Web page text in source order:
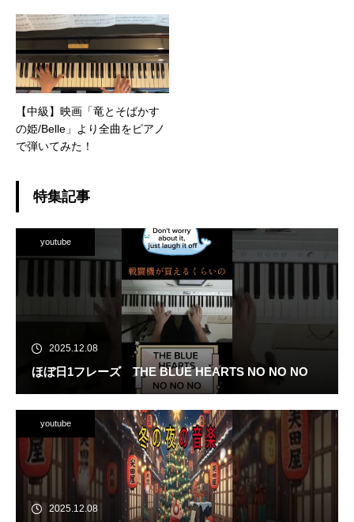
【中級】映画「竜とそばかす
の姫/Belle」より全曲をピアノ
で弾いてみた！
特集記事
youtube
2025.12.08
ほぼ日1フレーズ THE BLUE HEARTS NO NO NO
youtube
2025.12.08